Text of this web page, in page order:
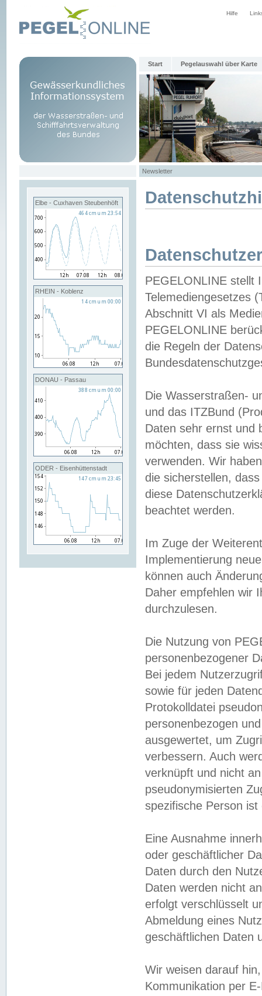
Hilfe
Start Pegelauswahl über Karte
Newsletter
Elbe - Cuxhaven Steubenhöft
RHEIN - Koblenz
DONAU - Passau
ODER - Eisenhüttenstadt
PEGELONLINE stellt
Telemediengesetzes
Abschnitt VI als
PEGELONLINE
die Regeln der
Die Wasserstraßen-
und das ITZBund
Daten sehr ernst und
möchten, dass sie
verwenden. Wir
die sicherstellen,
diese
beachtet werden.
Im Zuge der
Implementierung
können auch
Daher empfehlen wir
durchzulesen.
Die Nutzung von
personenbezogener
Bei jedem
sowie für jeden
Protokolldatei
personenbezogen
ausgewertet, um
verbessern. Auch
verknüpft und nicht
pseudonymisierten
spezifische Person
Eine Ausnahme
oder geschäftlicher
Daten durch den
Daten werden nicht
erfolgt verschlüsselt
Abmeldung eines
geschäftlichen Daten
Wir weisen darauf
Kommunikation per